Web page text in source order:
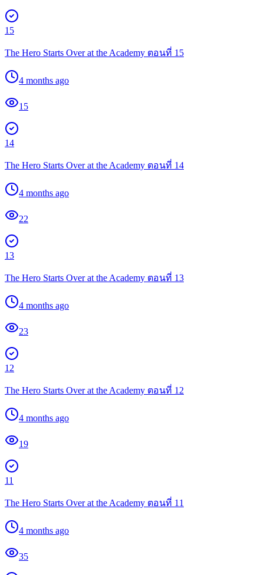
15
The Hero Starts Over at the Academy ตอนที่ 15
4 months ago
15
14
The Hero Starts Over at the Academy ตอนที่ 14
4 months ago
22
13
The Hero Starts Over at the Academy ตอนที่ 13
4 months ago
23
12
The Hero Starts Over at the Academy ตอนที่ 12
4 months ago
19
11
The Hero Starts Over at the Academy ตอนที่ 11
4 months ago
35